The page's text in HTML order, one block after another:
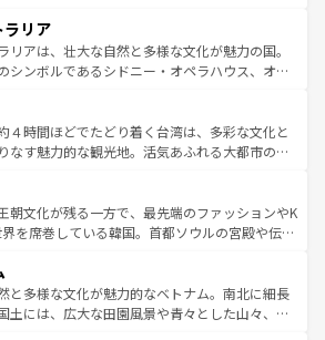
オーリンズでは、音楽と美食が融合した独特の
。旅行者はアメリカの各地域で異なる魅力を楽
、その多様性と豊かな歴史を感じることができ
旅のスタイルだ。 なお、新着のアメリカ
テンツ一覧を参照してほしい。
逃せない。また、定番の観光地といえばオアフ
かな自然を求めるならマウイ島やカウアイ島が
エメラルドグリーンに輝く海をはじめ、豊かな
なしの心で訪れる人々を迎えてくれるハワイの
しいローカルフードやハワイアンミュージッ
なフラダンスなど、すべてがハワイの魅力を彩
ってほしい。 なお、新着のハワイ情報
ツ一覧を参照してほしい。
ラリア
リアは、壮大な自然と多様な文化が魅力の国。
シンボルであるシドニー・オペラハウス、オー
や大陸中央部にそびえるウルル（エアーズロッ
マニアの美しい原生林やケアンズの熱帯雨林な
ろがたくさん。また、カフェやワイン、オージ
ティビティも充実しており、サーフィンやダイ
イキングなど、アウトドア好きにはたまらな
トラリアの多彩な魅力を存分に味わいつくそ
しい。
４時間ほどでたどり着く台湾は、多彩な文化と
なす魅力的な観光地。活気あふれる大都市の台
つな山岳地帯である台湾東部など、都市の喧騒
けさが共存しており、訪れる人に新しい発見と
らしてくれる。また、奥深い台湾の食文化も魅
と評判のスイーツなど、バラエティ豊かな料理
が味わえる。 なお、新着の台湾情報は コンテンツ一覧を参
い。
朝文化が残る一方で、最先端のファッションやK
を席巻している韓国。首都ソウルの宮殿や伝統
足を延ばせば四季折々の自然美を楽しむことが
して、キムチや焼肉、絶品のストリートフード
ざまな韓国料理が待っている。夜には、韓国な
と多様な文化が魅力的なベトナム。南北に細長
土には、広大な田園風景や青々とした山々、世